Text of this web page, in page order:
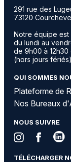
291 rue des
73120
Notre équipe
du lundi au
de 9h00 à 12h30
(hors jours fériés)
QUI SOMMES
Plateforme de
Nos Bureaux
NOUS SUIVRE
TÉLÉCHARGER